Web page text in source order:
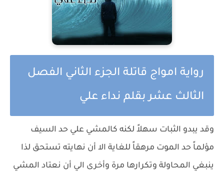
رواية امواج قاتلة الجزء الثاني الفصل
الثالث عشر بقلم نداء علي
وقد يبدو الثبات سهلاً لكنه كالمشي علي حد السيف
مؤلماً حد الموت مرهقاً للغاية الا أن نهايته تستحق لذا
ينبغي المحاولة وتكرارها مرة وأخرى الي أن نعتاد المشي